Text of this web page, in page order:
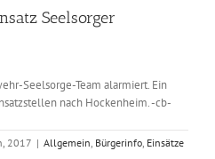
Seelsorger
Seelsorge-Team alarmiert. Ein
nach Hockenheim. -cb-
2017 | Allgemein, Bürgerinfo, Einsätze